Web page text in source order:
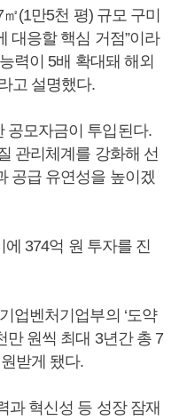
(1만5천 평) 규모 구미
대응할 핵심 거점”이라
력이 5배 확대돼 해외
고 설명했다.
공모자금이 투입된다.
관리체계를 강화해 선
공급 유연성을 높이겠
374억 원 투자를 진
업벤처기업부의 ‘도약
만 원씩 최대 3년간 총 7
받게 됐다.
과 혁신성 등 성장 잠재